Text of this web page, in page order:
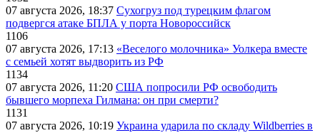
07 августа 2026, 18:37 Сухогруз под турецким флагом
подвергся атаке БПЛА у порта Новороссийск
1106
07 августа 2026, 17:13 «Веселого молочника» Уолкера вместе
с семьей хотят выдворить из РФ
1134
07 августа 2026, 11:20 США попросили РФ освободить
бывшего морпеха Гилмана: он при смерти?
1131
07 августа 2026, 10:19 Украина ударила по складу Wildberries в